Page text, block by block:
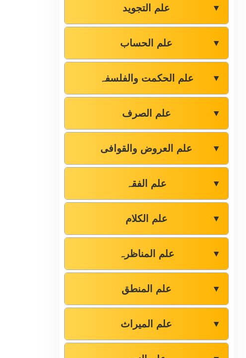
علم التجوید ▼
علم الحساب ▼
علم الحکمت والفلسفہ ▼
علم الصرف ▼
علم العروض والقوافی ▼
علم الفقہ ▼
علم الکلام ▼
علم المناظرہ ▼
علم المنطق ▼
علم المیراث ▼